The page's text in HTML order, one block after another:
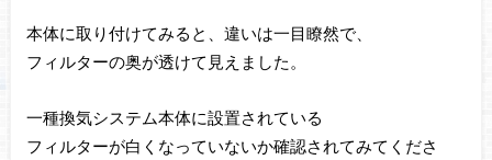
本体に取り付けてみると、違いは一目瞭然で、
フィルターの奥が透けて見えました。
一種換気システム本体に設置されている
フィルターが白くなっていないか確認されてみてくださ